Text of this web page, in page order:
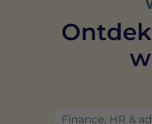
Finance, HR &